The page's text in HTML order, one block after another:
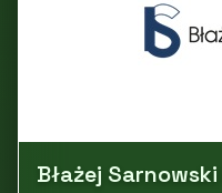
Błażej